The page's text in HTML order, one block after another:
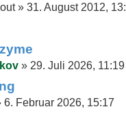
» 31. August 2012,
» 29. Juli 2026, 11:19
6. Februar 2026, 15:17